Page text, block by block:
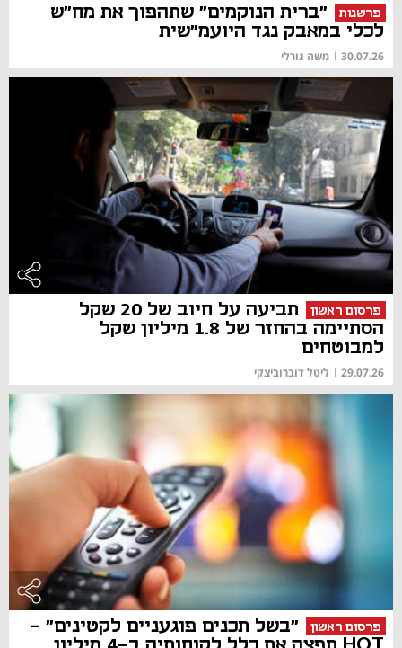
פרשנות
"ברית הנוקמים" שתהפוך את מח"ש
לכלי במאבק נגד היועמ"שית
30.07.26
| משה גורלי
פרסום ראשון
תביעה על חיוב של 20 שקל
הסתיימה בהחזר של 1.8 מיליון שקל
למבוטחים
29.07.26
| ליטל דוברוביצקי
פרסום ראשון
"בשל תכנים פוגעניים לקטינים" -